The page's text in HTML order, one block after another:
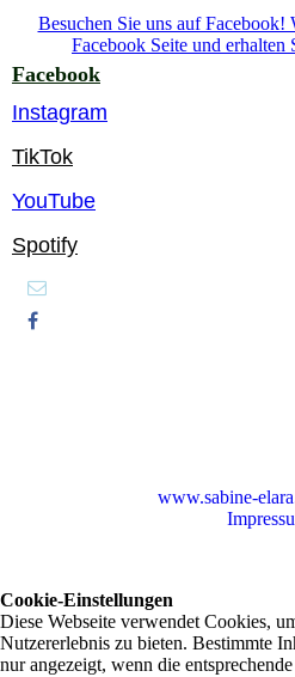
Besuchen Sie uns auf Facebook!
Facebook Seite und erhalten
Facebook
Instagram
TikTok
YouTube
Spotify
www.sabine-
Cookie-Einstellungen
Diese Webseite verwendet Cookies,
Nutzererlebnis zu bieten. Bestimmte
nur angezeigt, wenn die